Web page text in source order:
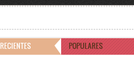
RECIENTES POPULARES